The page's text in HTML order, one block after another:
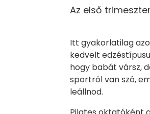
Az első trimeszter
Itt gyakorlatilag
kedvelt
hogy babát vársz,
sportról van szó,
leállnod.